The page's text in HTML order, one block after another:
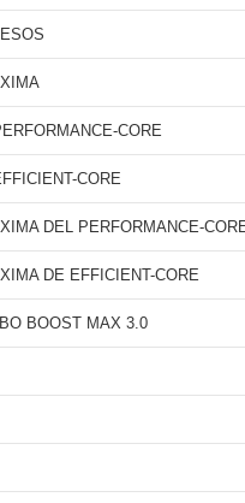
CORE
CORE
DEL PERFORMANCE-
DE EFFICIENT-CORE
BOOST MAX 3.0